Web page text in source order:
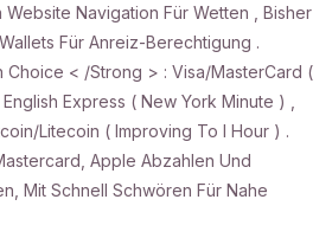
Website Navigation Für Wetten , Bisher
Für Anreiz-Berechtigung .
Choice < /Strong > : Visa/MasterCard (
Express ( New York Minute ) ,
Litecoin ( Improving To I Hour ) .
Apple Abzahlen Und
Mit Schnell Schwören Für Nahe